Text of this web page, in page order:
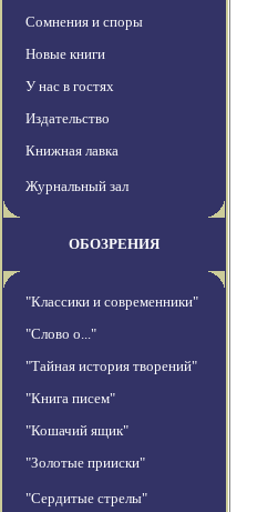
Сомнения и споры
Новые книги
У нас в гостях
Издательство
Книжная лавка
Журнальный зал
ОБОЗРЕНИЯ
"Классики и современники"
"Слово о..."
"Тайная история творений"
"Книга писем"
"Кошачий ящик"
"Золотые прииски"
"Сердитые стрелы"